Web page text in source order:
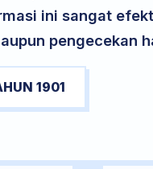
ini sangat
pengecekan
1901